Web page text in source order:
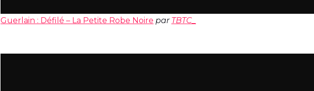
Guerlain : Défilé – La Petite Robe Noire par TBTC_